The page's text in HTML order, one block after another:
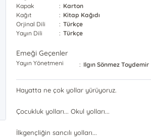
Kapak
: Karton
Kağıt
: Kitap Kağıdı
Orjinal Dili
: Türkçe
Yayın Dili
: Türkçe
Emeği Geçenler
Yayın Yönetmeni : Ilgın Sönmez Toydemir
Hayatta ne çok yollar yürüyoruz.
Çocukluk yolları... Okul yolları...
İlkgençliğin sancılı yolları...